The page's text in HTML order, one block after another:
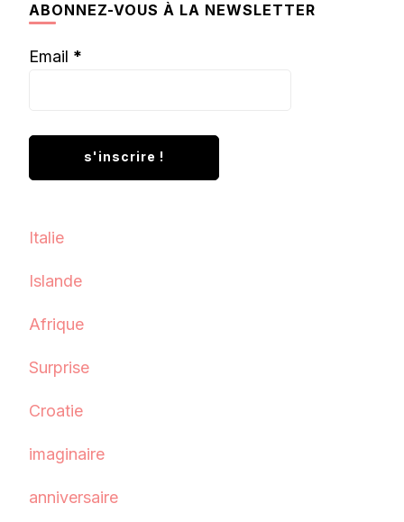
ABONNEZ-VOUS À LA NEWSLETTER
Email *
Italie
Islande
Afrique
Surprise
Croatie
imaginaire
anniversaire